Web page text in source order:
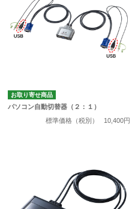
お取り寄せ商品
パソコン自動切替器（２：１）
標準価格（税別）
10,400円